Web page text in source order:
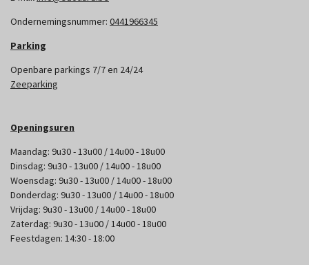
Ondernemingsnummer: 0441966345
Parking
Openbare parkings 7/7 en 24/24
Zeeparking
Openingsuren
Maandag: 9u30 - 13u00 / 14u00 - 18u00
Dinsdag: 9u30 - 13u00 / 14u00 - 18u00
Woensdag: 9u30 - 13u00 / 14u00 - 18u00
Donderdag: 9u30 - 13u00 / 14u00 - 18u00
Vrijdag: 9u30 - 13u00 / 14u00 - 18u00
Zaterdag: 9u30 - 13u00 / 14u00 - 18u00
Feestdagen: 14:30 - 18:00